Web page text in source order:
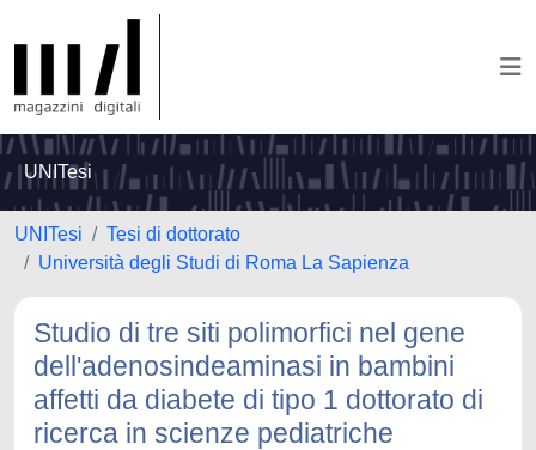
UNITesi
UNITesi
Tesi di dottorato
Università degli Studi di Roma La Sapienza
Studio di tre siti polimorfici nel gene
dell'adenosindeaminasi in bambini
affetti da diabete di tipo 1 dottorato di
ricerca in scienze pediatriche